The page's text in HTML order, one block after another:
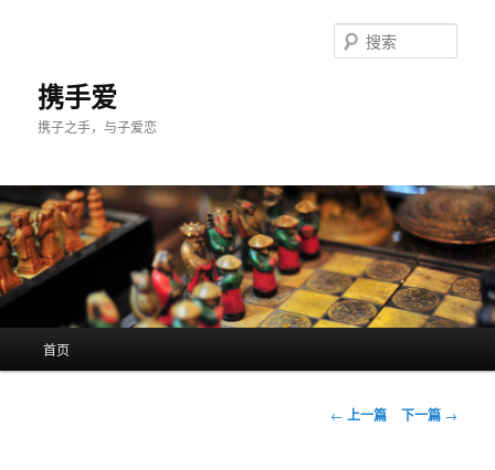
携手爱
携子之手，与子爱恋
索
首页
文
← 上一篇 下一篇 →